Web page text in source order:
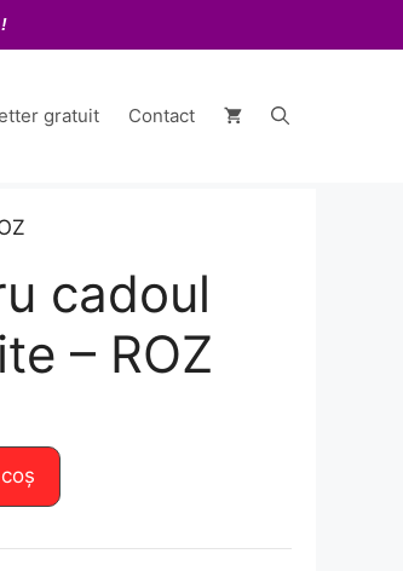
gratuit Contact
cadoul
– ROZ